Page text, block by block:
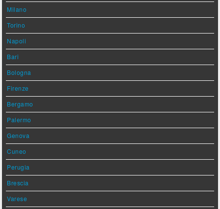
Milano
Torino
Napoli
Bari
Bologna
Firenze
Bergamo
Palermo
Genova
Cuneo
Perugia
Brescia
Varese